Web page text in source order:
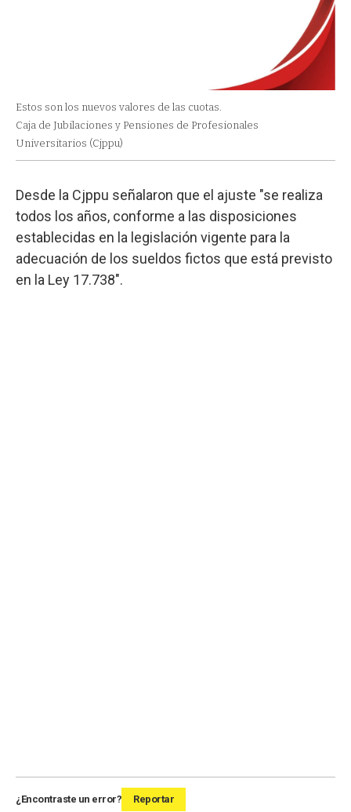
Estos son los nuevos valores de las cuotas.
Caja de Jubilaciones y Pensiones de Profesionales
Universitarios (Cjppu)
Desde la Cjppu señalaron que el ajuste "se realiza
todos los años, conforme a las disposiciones
establecidas en la legislación vigente para la
adecuación de los sueldos fictos que está previsto
en la Ley 17.738".
¿Encontraste un error? Reportar